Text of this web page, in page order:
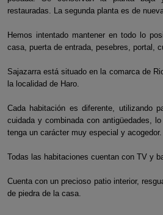
restauradas. La segunda planta es de
Hemos intentado mantener en todo lo
casa, puerta de entrada, pesebres, portal,
Sajazarra está situado en la comarca de
la localidad de Haro.
Cada habitación es diferente, utilizando
cuidada y combinada con antigüedades,
tenga un carácter muy especial y acogedor.
Todas las habitaciones cuentan con TV y
Cuenta con un precioso patio interior,
de piedra de la casa.